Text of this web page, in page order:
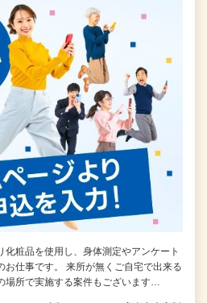
化粧品を使用し、身体測定やアンケート
お仕事です。 来所が無くご自宅で出来る
場所で実施する案件もございます…